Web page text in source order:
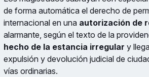
de forma automática el derecho de
internacional en una autorización de
alarmante, según el texto de la
hecho de la estancia irregular y
expulsión y devolución judicial de
vías ordinarias.